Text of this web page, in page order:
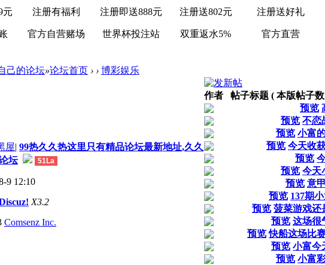
元 注册有福利
官方自营赌场
注册即送888元
世界杯投注站
注册送802元
双重返水5%
注册送好礼
官方直营
己的论坛»论坛首页 › › 博彩娱乐
作者 帖子标题 ( 本版帖子数
预览
预览 不恋
预览 小富
预览 今天收
预览
预览 今天
预览 意
预览 137期
预览 菠菜游戏还
预览 这场很
预览 快船这场比
预览 小富今
预览 小富
屋| 99热久久热这里只有精品论坛最新地址,久久
坛
51La
9 12:10
X3.2
Comsenz Inc.